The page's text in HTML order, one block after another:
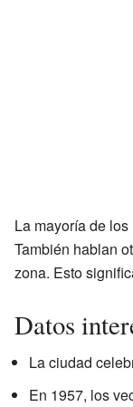
La mayoría de
También hablan
zona. Esto
Datos
La ciudad
En 1957, los